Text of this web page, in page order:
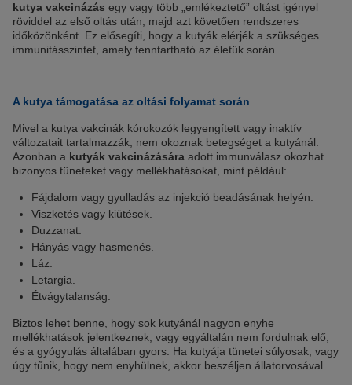
kutya vakcinázás egy vagy több „emlékeztető” oltást igényel
röviddel az első oltás után, majd azt követően rendszeres
időközönként. Ez elősegíti, hogy a kutyák elérjék a szükséges
immunitásszintet, amely fenntartható az életük során.
A kutya támogatása az oltási folyamat során
Mivel a kutya vakcinák kórokozók legyengített vagy inaktív
változatait tartalmazzák, nem okoznak betegséget a kutyánál.
Azonban a kutyák vakcinázására adott immunválasz okozhat
bizonyos tüneteket vagy mellékhatásokat, mint például:
Fájdalom vagy gyulladás az injekció beadásának helyén.
Viszketés vagy kiütések.
Duzzanat.
Hányás vagy hasmenés.
Láz.
Letargia.
Étvágytalanság.
Biztos lehet benne, hogy sok kutyánál nagyon enyhe
mellékhatások jelentkeznek, vagy egyáltalán nem fordulnak elő,
és a gyógyulás általában gyors. Ha kutyája tünetei súlyosak, vagy
úgy tűnik, hogy nem enyhülnek, akkor beszéljen állatorvosával.